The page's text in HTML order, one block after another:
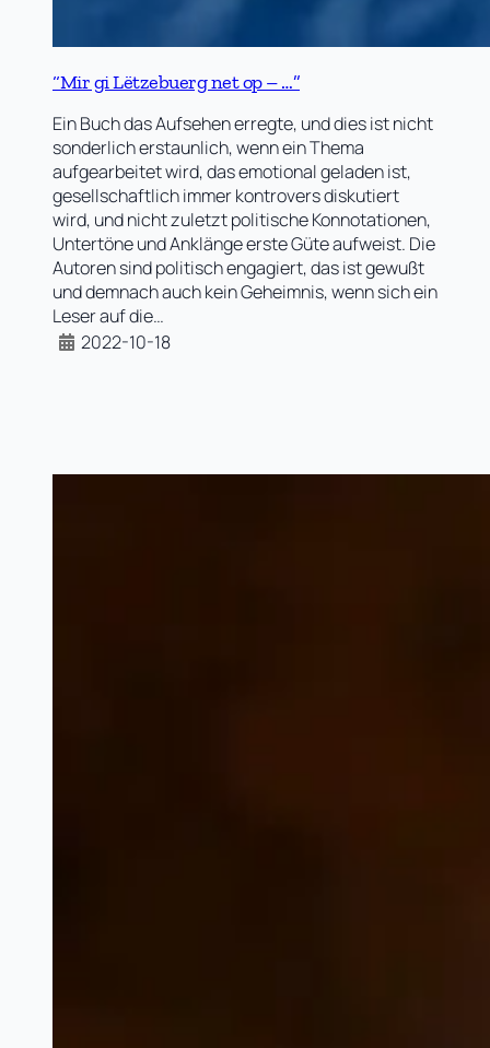
“Mir gi Lëtzebuerg net op – …”
Ein Buch das Aufsehen erregte, und dies ist nicht
sonderlich erstaunlich, wenn ein Thema
aufgearbeitet wird, das emotional geladen ist,
gesellschaftlich immer kontrovers diskutiert
wird, und nicht zuletzt politische Konnotationen,
Untertöne und Anklänge erste Güte aufweist. Die
Autoren sind politisch engagiert, das ist gewußt
und demnach auch kein Geheimnis, wenn sich ein
Leser auf die…
2022-10-18